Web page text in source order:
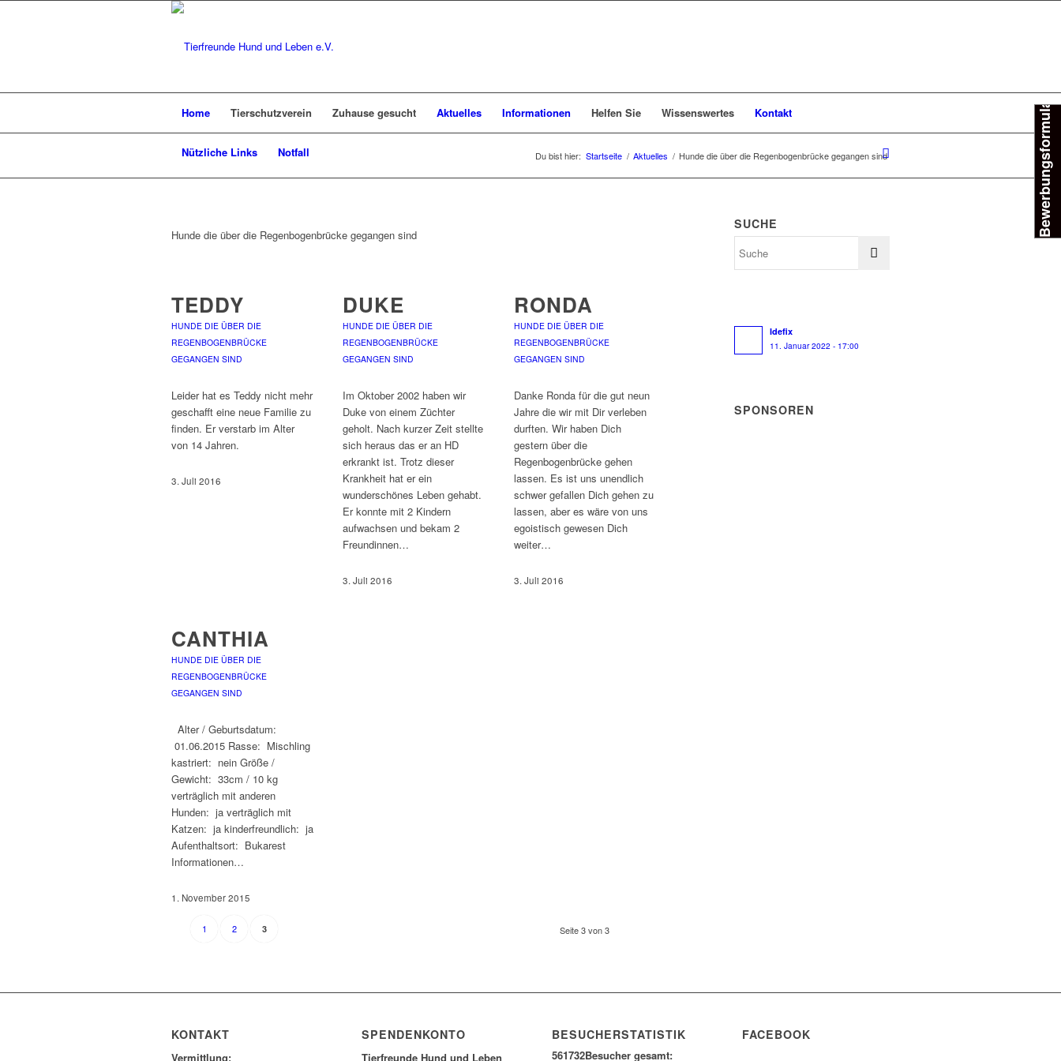
Home Tierschutzverein Zuhause gesucht Aktuelles Informationen Helfen Sie Wissenswertes Kontakt
Nützliche Links Notfall Du bist hier: Startseite / Aktuelles / Hunde die über die Regenbogenbrücke gegangen sind
Hunde die über die Regenbogenbrücke gegangen sind
TEDDY
HUNDE DIE ÜBER DIE
REGENBOGENBRÜCKE
GEGANGEN SIND
Leider hat es Teddy nicht mehr
geschafft eine neue Familie zu
finden. Er verstarb im Alter
von 14 Jahren.
3. Juli 2016
DUKE
HUNDE DIE ÜBER DIE
REGENBOGENBRÜCKE
GEGANGEN SIND
Im Oktober 2002 haben wir
Duke von einem Züchter
geholt. Nach kurzer Zeit stellte
sich heraus das er an HD
erkrankt ist. Trotz dieser
Krankheit hat er ein
wunderschönes Leben gehabt.
Er konnte mit 2 Kindern
aufwachsen und bekam 2
Freundinnen…
3. Juli 2016
RONDA
HUNDE DIE ÜBER DIE
REGENBOGENBRÜCKE
GEGANGEN SIND
Danke Ronda für die gut neun
Jahre die wir mit Dir verleben
durften. Wir haben Dich
gestern über die
Regenbogenbrücke gehen
lassen. Es ist uns unendlich
schwer gefallen Dich gehen zu
lassen, aber es wäre von uns
egoistisch gewesen Dich
weiter…
3. Juli 2016
CANTHIA
HUNDE DIE ÜBER DIE
REGENBOGENBRÜCKE
GEGANGEN SIND
Alter / Geburtsdatum:
01.06.2015 Rasse: Mischling
kastriert: nein Größe /
Gewicht: 33cm / 10 kg
verträglich mit anderen
Hunden: ja verträglich mit
Katzen: ja kinderfreundlich: ja
Aufenthaltsort: Bukarest
Informationen…
1. November 2015
Seite 3 von 3
1 2 3
SUCHE
Idefix
11. Januar 2022 - 17:00
SPONSOREN
KONTAKT
Vermittlung:
SPENDENKONTO
Tierfreunde Hund und Leben
BESUCHERSTATISTIK
561732Besucher gesamt:
FACEBOOK
Bewerbungsformular